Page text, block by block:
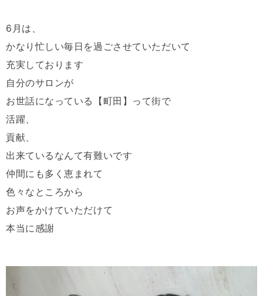
6月は、
かなり忙しい毎日を過ごさせていただいて
充実しております
自分のサロンが
お世話になっている【町田】って街で
活躍、
貢献、
出来ているなんて有難いです
仲間にも多く恵まれて
色々なところから
お声をかけていただけて
本当に感謝